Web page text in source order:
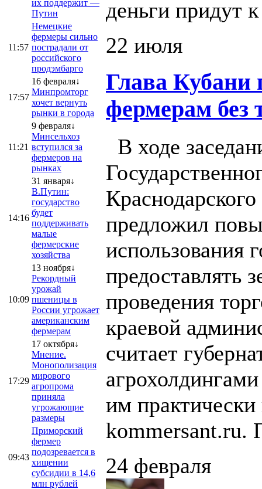
их поддержит —
Путин
11:57
Немецкие
фермеры сильно
пострадали от
российского
продэмбарго
17:57
16 февраля↓
Минпромторг
хочет вернуть
рынки в города
11:21
9 февраля↓
Минсельхоз
вступился за
фермеров на
рынках
14:16
31 января↓
В.Путин:
государство
будет
поддерживать
малые
фермерские
хозяйства
10:09
13 ноября↓
Рекордный
урожай
пшеницы в
России угрожает
американским
фермерам
17:29
17 октября↓
Мнение.
Монополизация
мирового
агропрома
приняла
угрожающие
размеры
09:43
Приморский
фермер
подозревается в
хищении
субсидии в 14,6
млн рублей
деньги придут
22 июля
Глава Кубани
фермерам без
В ходе
предложил
использования
предоставлять
проведения
краевой
считает
им
kommersant.ru.
24 февраля